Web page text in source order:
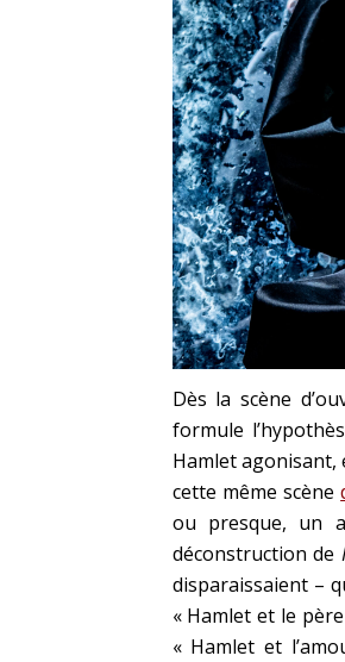
Dès la scène
formule
Hamlet agonisant,
cette même scène
ou presque, un
déconstruction de
disparaissaient –
« Hamlet et le
« Hamlet et